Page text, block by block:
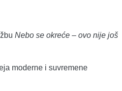
Nebo se okreće – ovo nije još
moderne i suvremene